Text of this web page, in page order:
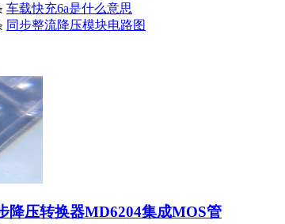
车载快充6a是什么意思
同步整流降压模块电路图
降压转换器MD6204集成MOS管